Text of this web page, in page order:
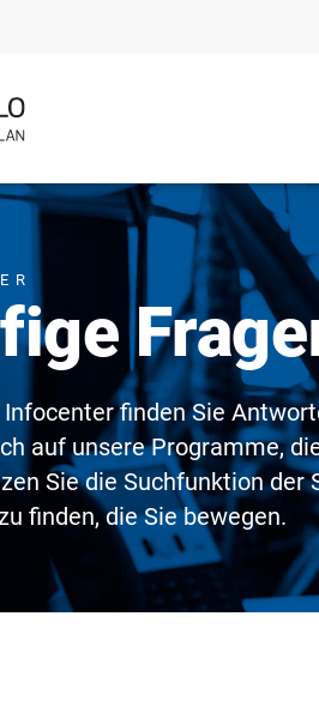
finden Sie
auf unsere Programme,
Sie die Suchfunktion
finden, die Sie bewegen.